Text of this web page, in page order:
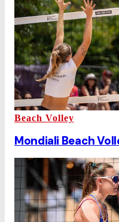
Beach Volley
Mondiali Beach